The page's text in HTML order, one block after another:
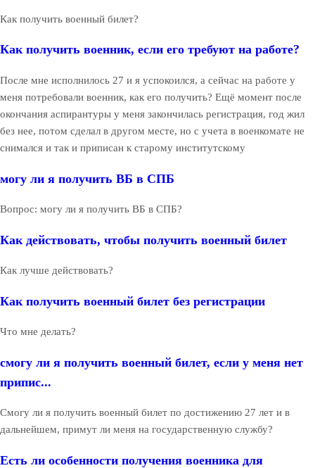
Как получить военный билет?
Как получить военник, если его требуют на работе?
После мне исполнилось 27 и я успокоился, а сейчас на работе у
меня потребовали военник, как его получить? Ещё момент после
окончания аспирантуры у меня закончилась регистрация, год жил
без нее, потом сделал в другом месте, но с учета в военкомате не
снимался и так и приписан к старому институтскому
могу ли я получить ВБ в СПБ
Вопрос: могу ли я получить ВБ в СПБ?
Как действовать, чтобы получить военный билет
Как лучше действовать?
Как получить военный билет без регистрации
Что мне делать?
смогу ли я получить военный билет, если у меня нет
припис...
Смогу ли я получить военный билет по достижению 27 лет и в
дальнейшем, примут ли меня на государственную службу?
Есть ли особенности получения военника для